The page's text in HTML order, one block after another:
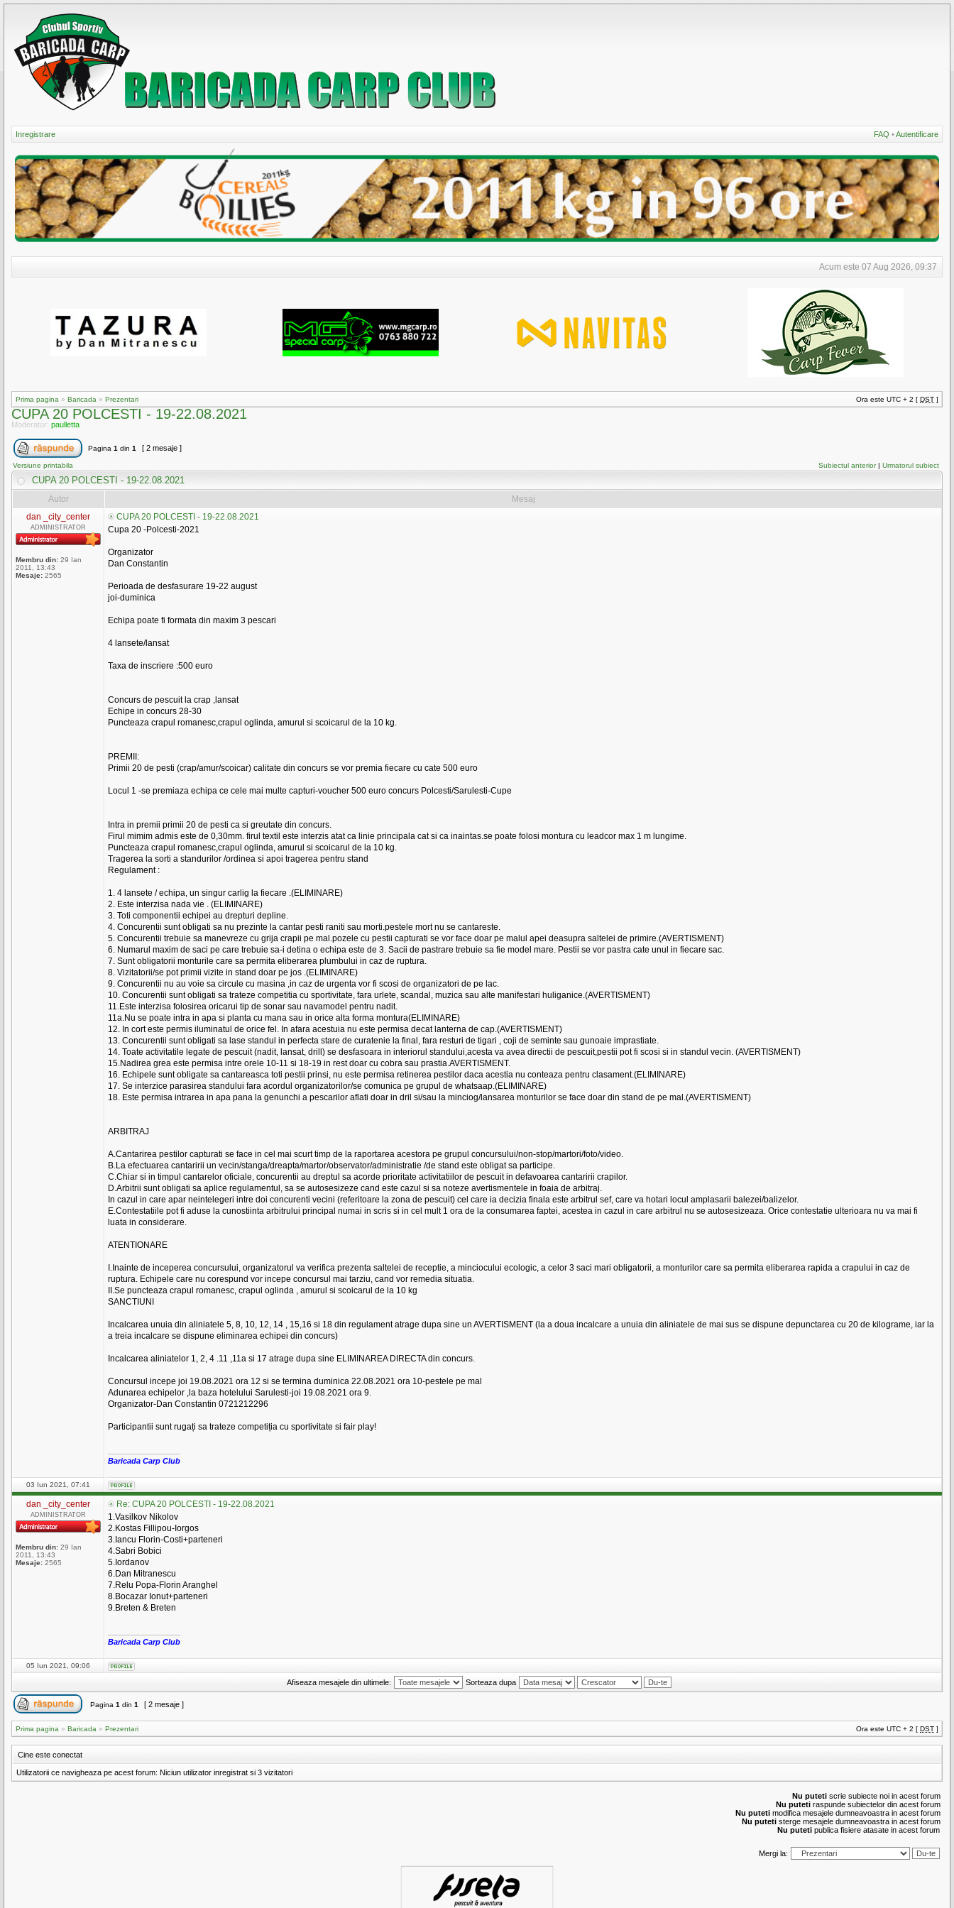
FAQ •Autentificare
Inregistrare
Acum este 07 Aug 2026, 09:37
Prima pagina » Baricada » Prezentari Ora este UTC + 2 [ DST ]
CUPA 20 POLCESTI - 19-22.08.2021
Moderator: paulletta
Pagina 1 din 1 [ 2 mesaje ]
Versiune printabila Subiectul anterior| Urmatorul subiect
CUPA 20 POLCESTI - 19-22.08.2021
Autor
Mesaj
dan _city_center
ADMINISTRATOR
Membru din: 29 Ian
2011, 13:43
Mesaje: 2565
CUPA 20 POLCESTI - 19-22.08.2021
Cupa 20 -Polcesti-2021
Organizator
Dan Constantin
Perioada de desfasurare 19-22 august
joi-duminica
Echipa poate fi formata din maxim 3 pescari
4 lansete/lansat
Taxa de inscriere :500 euro
Concurs de pescuit la crap ,lansat
Echipe in concurs 28-30
Puncteaza crapul romanesc,crapul oglinda, amurul si scoicarul de la 10 kg.
PREMII:
Primii 20 de pesti (crap/amur/scoicar) calitate din concurs se vor premia fiecare cu cate 500 euro
Locul 1 -se premiaza echipa ce cele mai multe capturi-voucher 500 euro concurs Polcesti/Sarulesti-Cupe
Intra in premii primii 20 de pesti ca si greutate din concurs.
Firul mimim admis este de 0,30mm. firul textil este interzis atat ca linie principala cat si ca inaintas.se poate folosi montura cu leadcor max 1 m lungime.
Puncteaza crapul romanesc,crapul oglinda, amurul si scoicarul de la 10 kg.
Tragerea la sorti a standurilor /ordinea si apoi tragerea pentru stand
Regulament :
1. 4 lansete / echipa, un singur carlig la fiecare .(ELIMINARE)
2. Este interzisa nada vie . (ELIMINARE)
3. Toti componentii echipei au drepturi depline.
4. Concurentii sunt obligati sa nu prezinte la cantar pesti raniti sau morti.pestele mort nu se cantareste.
5. Concurentii trebuie sa manevreze cu grija crapii pe mal.pozele cu pestii capturati se vor face doar pe malul apei deasupra saltelei de primire.(AVERTISMENT)
6. Numarul maxim de saci pe care trebuie sa-i detina o echipa este de 3. Sacii de pastrare trebuie sa fie model mare. Pestii se vor pastra cate unul in fiecare sac.
7. Sunt obligatorii monturile care sa permita eliberarea plumbului in caz de ruptura.
8. Vizitatorii/se pot primii vizite in stand doar pe jos .(ELIMINARE)
9. Concurentii nu au voie sa circule cu masina ,in caz de urgenta vor fi scosi de organizatori de pe lac.
10. Concurentii sunt obligati sa trateze competitia cu sportivitate, fara urlete, scandal, muzica sau alte manifestari huliganice.(AVERTISMENT)
11.Este interzisa folosirea oricarui tip de sonar sau navamodel pentru nadit.
11a.Nu se poate intra in apa si planta cu mana sau in orice alta forma montura(ELIMINARE)
12. In cort este permis iluminatul de orice fel. In afara acestuia nu este permisa decat lanterna de cap.(AVERTISMENT)
13. Concurentii sunt obligati sa lase standul in perfecta stare de curatenie la final, fara resturi de tigari , coji de seminte sau gunoaie imprastiate.
14. Toate activitatile legate de pescuit (nadit, lansat, drill) se desfasoara in interiorul standului,acesta va avea directii de pescuit,pestii pot fi scosi si in standul vecin. (AVERTISMENT)
15.Nadirea grea este permisa intre orele 10-11 si 18-19 in rest doar cu cobra sau prastia.AVERTISMENT.
16. Echipele sunt obligate sa cantareasca toti pestii prinsi, nu este permisa retinerea pestilor daca acestia nu conteaza pentru clasament.(ELIMINARE)
17. Se interzice parasirea standului fara acordul organizatorilor/se comunica pe grupul de whatsaap.(ELIMINARE)
18. Este permisa intrarea in apa pana la genunchi a pescarilor aflati doar in dril si/sau la minciog/lansarea monturilor se face doar din stand de pe mal.(AVERTISMENT)
ARBITRAJ
A.Cantarirea pestilor capturati se face in cel mai scurt timp de la raportarea acestora pe grupul concursului/non-stop/martori/foto/video.
B.La efectuarea cantaririi un vecin/stanga/dreapta/martor/observator/administratie /de stand este obligat sa participe.
C.Chiar si in timpul cantarelor oficiale, concurentii au dreptul sa acorde prioritate activitatiilor de pescuit in defavoarea cantaririi crapilor.
D.Arbitrii sunt obligati sa aplice regulamentul, sa se autosesizeze cand este cazul si sa noteze avertismentele in foaia de arbitraj.
In cazul in care apar neintelegeri intre doi concurenti vecini (referitoare la zona de pescuit) cel care ia decizia finala este arbitrul sef, care va hotari locul amplasarii balezei/balizelor.
E.Contestatiile pot fi aduse la cunostiinta arbitrului principal numai in scris si in cel mult 1 ora de la consumarea faptei, acestea in cazul in care arbitrul nu se autosesizeaza. Orice contestatie ulterioara nu va mai fi
luata in considerare.
ATENTIONARE
I.Inainte de inceperea concursului, organizatorul va verifica prezenta saltelei de receptie, a minciocului ecologic, a celor 3 saci mari obligatorii, a monturilor care sa permita eliberarea rapida a crapului in caz de
ruptura. Echipele care nu corespund vor incepe concursul mai tarziu, cand vor remedia situatia.
II.Se puncteaza crapul romanesc, crapul oglinda , amurul si scoicarul de la 10 kg
SANCTIUNI
Incalcarea unuia din aliniatele 5, 8, 10, 12, 14 , 15,16 si 18 din regulament atrage dupa sine un AVERTISMENT (la a doua incalcare a unuia din aliniatele de mai sus se dispune depunctarea cu 20 de kilograme, iar la
a treia incalcare se dispune eliminarea echipei din concurs)
Incalcarea aliniatelor 1, 2, 4 .11 ,11a si 17 atrage dupa sine ELIMINAREA DIRECTA din concurs.
Concursul incepe joi 19.08.2021 ora 12 si se termina duminica 22.08.2021 ora 10-pestele pe mal
Adunarea echipelor ,la baza hotelului Sarulesti-joi 19.08.2021 ora 9.
Organizator-Dan Constantin 0721212296
Participantii sunt rugați sa trateze competiția cu sportivitate si fair play!
Baricada Carp Club
03 Iun 2021, 07:41
dan _city_center
ADMINISTRATOR
Membru din: 29 Ian
2011, 13:43
Mesaje: 2565
Re: CUPA 20 POLCESTI - 19-22.08.2021
1.Vasilkov Nikolov
2.Kostas Fillipou-Iorgos
3.Iancu Florin-Costi+parteneri
4.Sabri Bobici
5.Iordanov
6.Dan Mitranescu
7.Relu Popa-Florin Aranghel
8.Bocazar Ionut+parteneri
9.Breten & Breten
Baricada Carp Club
05 Iun 2021, 09:06
Afiseaza mesajele din ultimele: Sorteaza dupa
Pagina 1 din 1 [ 2 mesaje ]
Prima pagina » Baricada » Prezentari Ora este UTC + 2 [ DST ]
Cine este conectat
Utilizatorii ce navigheaza pe acest forum: Niciun utilizator inregistrat si 3 vizitatori
Nu puteti scrie subiecte noi in acest forum
Nu puteti raspunde subiectelor din acest forum
Nu puteti modifica mesajele dumneavoastra in acest forum
Nu puteti sterge mesajele dumneavoastra in acest forum
Nu puteti publica fisiere atasate in acest forum
Mergi la: